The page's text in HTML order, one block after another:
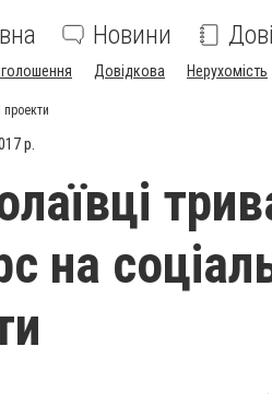
Новини
Довідкова Нерухомість
проекти
р.
на